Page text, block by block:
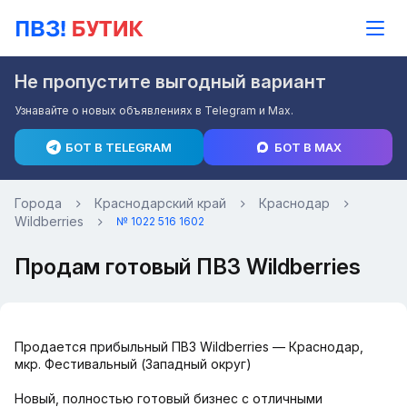
Не пропустите выгодный вариант
Узнавайте о новых объявлениях в Telegram и Max.
БОТ В TELEGRAM БОТ В MAX
Города Краснодарский край
Краснодар
Wildberries
№ 1022 516 1602
Продам готовый ПВЗ Wildberries
Продается прибыльный ПВЗ Wildberries — Краснодар,
мкр. Фестивальный (Западный округ)
Новый, полностью готовый бизнес с отличными